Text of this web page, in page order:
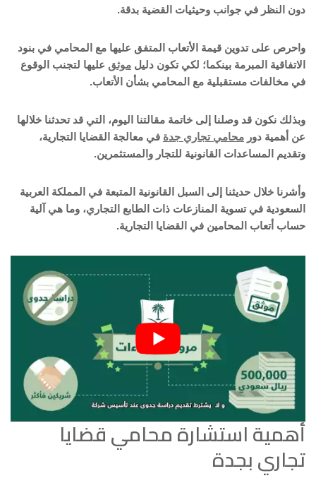
دون النظر في جوانب وحيثيات القضية بدقة.
واحرص على تدوين قيمة الأتعاب المتفق عليها مع المحامي في بنود
الاتفاقية المبرمة بينكما؛ لكي تكون دليل موثق عليها لتجنب الوقوع
في مخالفات مستقبلية مع المحامي بشأن الأتعاب.
وبذلك نكون قد وصلنا إلى خاتمة مقالتنا اليوم، التي قد تحدثنا خلالها
عن أهمية دور محامي تجاري جدة في معالجة القضايا التجارية،
وتقديم المساعدات القانونية للتجار والمستثمرين.
وأشرنا خلال حديثنا إلى السبل القانونية المتبعة في المملكة العربية
السعودية في تسوية المنازعات ذات الطابع التجاري، وما هي آلية
حساب أتعاب المحامين في القضايا التجارية.
أهمية استشارة محامي قضايا
تجاري بجدة